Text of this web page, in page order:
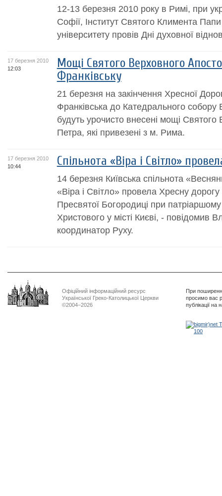
12-13 березня 2010 року в Римі, при
Софії, Інститут Святого Климента Папи
університету провів Дні духовної
17 березня 2010
12:03
Мощі Святого Верховного
Франківську
21 березня на закінчення Хресної
Франківська до Катедрального собору
будуть урочисто внесені мощі
Петра, які привезені з м. Рима.
17 березня 2010
10:44
Спільнота «Віра і Світло»
14 березня Київська спільнота
«Віра і Світло» провела Хресну
Пресвятої Богородиці при
Христового у місті Києві, -
координатор Руху.
Офіційний інформаційний ресурс
Української Греко-Католицької Церкви
©2004–2026
При
просимо вас
публікації на